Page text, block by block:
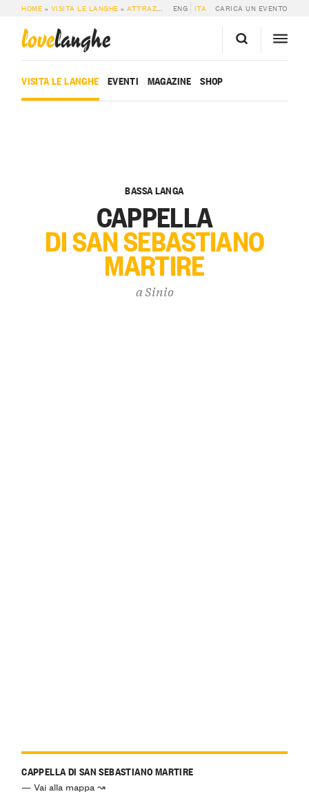
HOME » VISITA LE LANGHE »ATTRAZIONI »CAPPELLA DI SAN SEBASTIANO
ENG ITA CARICA UN EVENTO
lovelanghe
VISITA LE LANGHE EVENTI MAGAZINE SHOP
BASSA LANGA
CAPPELLA
DI SAN SEBASTIANO
MARTIRE
aSinio
CAPPELLA DI SAN SEBASTIANO MARTIRE
— Vai alla mappa ↝